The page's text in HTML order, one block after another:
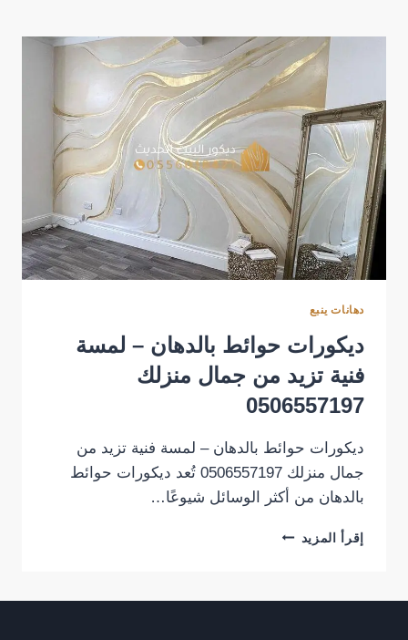
للفلل
والمنازل
في
ينبع
دهانات ينبع
ديكورات حوائط بالدهان – لمسة
فنية تزيد من جمال منزلك
0506557197
ديكورات حوائط بالدهان – لمسة فنية تزيد من
جمال منزلك 0506557197 تُعد ديكورات حوائط
بالدهان من أكثر الوسائل شيوعًا…
إقرأ المزيد ديكورات